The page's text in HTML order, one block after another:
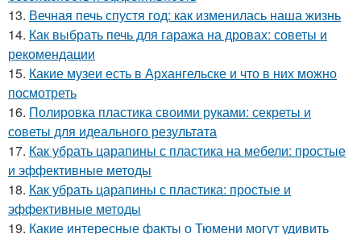
13. Вечная печь спустя год: как изменилась наша жизнь
14. Как выбрать печь для гаража на дровах: советы и
рекомендации
15. Какие музеи есть в Архангельске и что в них можно
посмотреть
16. Полировка пластика своими руками: секреты и
советы для идеального результата
17. Как убрать царапины с пластика на мебели: простые
и эффективные методы
18. Как убрать царапины с пластика: простые и
эффективные методы
19. Какие интересные факты о Тюмени могут удивить